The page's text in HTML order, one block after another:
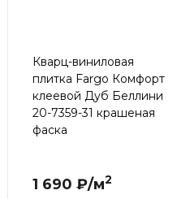
Кварц-виниловая
плитка Fargo Комфорт
клеевой Дуб Беллини
20-7359-31 крашеная
фаска
1 690 ₽/м2